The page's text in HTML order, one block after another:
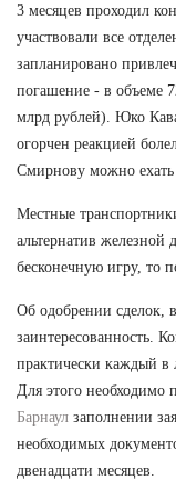
3 месяцев проходил
участвовали все
запланировано
погашение - в объеме
млрд рублей). Юко
огорчен реакцией
Смирнову можно
Местные
альтернатив железной
бесконечную игру, то
Об одобрении сделок,
заинтересованность.
практически каждый в
Для этого необходимо
Барнаул заполнении
необходимых
двенадцати месяцев.